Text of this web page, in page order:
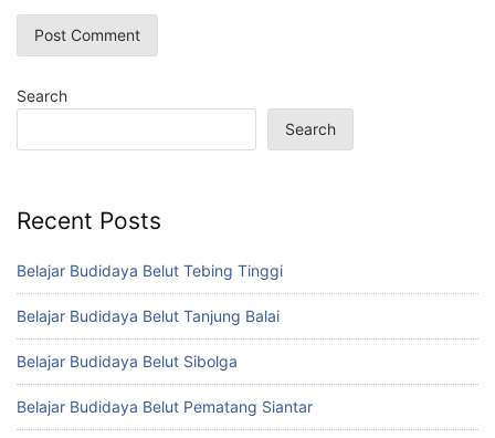
Search
Search
Recent Posts
Belajar Budidaya Belut Tebing Tinggi
Belajar Budidaya Belut Tanjung Balai
Belajar Budidaya Belut Sibolga
Belajar Budidaya Belut Pematang Siantar